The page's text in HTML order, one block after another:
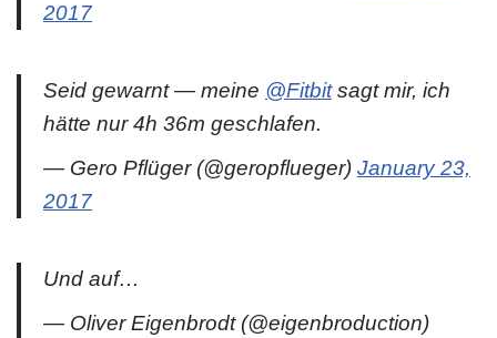
2017
Seid gewarnt — meine @Fitbitsagt mir, ich
hätte nur 4h 36m geschlafen.
— Gero Pflüger (@geropflueger) January 23,
2017
Und auf…
— Oliver Eigenbrodt (@eigenbroduction)